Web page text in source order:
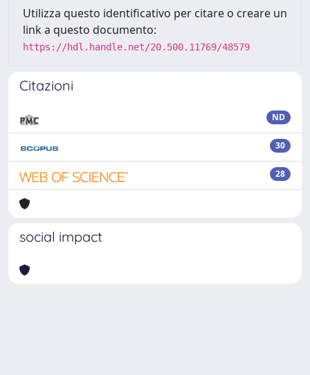
Utilizza questo identificativo per citare o creare un
link a questo documento:
https://hdl.handle.net/20.500.11769/48579
Citazioni
ND
30
28
social impact